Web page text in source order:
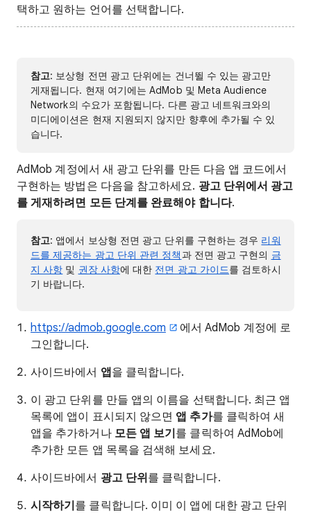
택하고 원하는 언어를 선택합니다.
참고: 보상형 전면 광고 단위에는 건너뛸 수 있는 광고만
게재됩니다. 현재 여기에는 AdMob 및 Meta Audience
Network의 수요가 포함됩니다. 다른 광고 네트워크와의
미디에이션은 현재 지원되지 않지만 향후에 추가될 수 있
습니다.
AdMob 계정에서 새 광고 단위를 만든 다음 앱 코드에서
구현하는 방법은 다음을 참고하세요. 광고 단위에서 광고
를 게재하려면 모든 단계를 완료해야 합니다.
참고: 앱에서 보상형 전면 광고 단위를 구현하는 경우 리워
드를 제공하는 광고 단위 관련 정책과 전면 광고 구현의 금
지 사항 및 권장 사항에 대한 전면 광고 가이드를 검토하시
기 바랍니다.
https://admob.google.com
에서 AdMob 계정에 로
그인합니다.
사이드바에서 앱을 클릭합니다.
이 광고 단위를 만들 앱의 이름을 선택합니다. 최근 앱
목록에 앱이 표시되지 않으면 앱 추가를 클릭하여 새
앱을 추가하거나 모든 앱 보기를 클릭하여 AdMob에
추가한 모든 앱 목록을 검색해 보세요.
사이드바에서 광고 단위를 클릭합니다.
시작하기를 클릭합니다. 이미 이 앱에 대한 광고 단위